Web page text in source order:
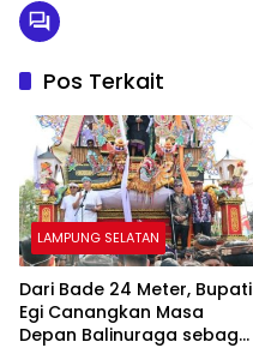
Pos Terkait
LAMPUNG SELATAN
Dari Bade 24 Meter, Bupati
Egi Canangkan Masa
Depan Balinuraga sebagai